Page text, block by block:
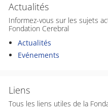
Actualités
Informez-vous sur les sujets
Fondation Cerebral
Actualités
Evénements
Liens
Tous les liens utiles de la